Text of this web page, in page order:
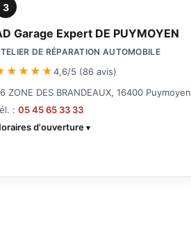
3
Garage Expert DE PUYMOYEN
DE RÉPARATION AUTOMOBILE
4,6/5 (86 avis)
ZONE DES BRANDEAUX, 16400 Puymoyen
:05 45 65 33 33
d'ouverture